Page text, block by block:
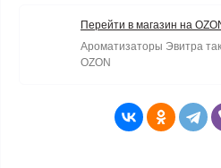
Перейти в магазин на
Ароматизаторы Эвитра
OZON